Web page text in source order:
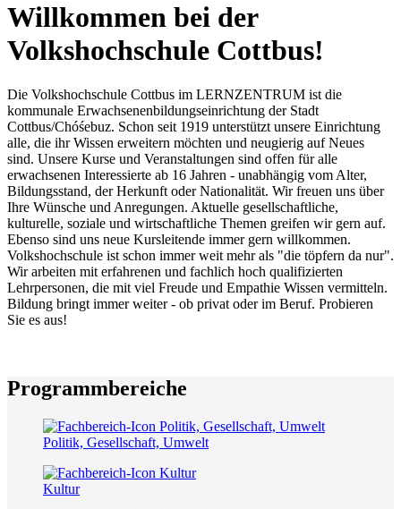
Willkommen bei der
Volkshochschule Cottbus!
Die Volkshochschule Cottbus im LERNZENTRUM ist die
kommunale Erwachsenenbildungseinrichtung der Stadt
Cottbus/Chóśebuz. Schon seit 1919 unterstützt unsere Einrichtung
alle, die ihr Wissen erweitern möchten und neugierig auf Neues
sind. Unsere Kurse und Veranstaltungen sind offen für alle
erwachsenen Interessierte ab 16 Jahren - unabhängig vom Alter,
Bildungsstand, der Herkunft oder Nationalität. Wir freuen uns über
Ihre Wünsche und Anregungen. Aktuelle gesellschaftliche,
kulturelle, soziale und wirtschaftliche Themen greifen wir gern auf.
Ebenso sind uns neue Kursleitende immer gern willkommen.
Volkshochschule ist schon immer weit mehr als "die töpfern da nur".
Wir arbeiten mit erfahrenen und fachlich hoch qualifizierten
Lehrpersonen, die mit viel Freude und Empathie Wissen vermitteln.
Bildung bringt immer weiter - ob privat oder im Beruf. Probieren
Sie es aus!
Programmbereiche
Politik, Gesellschaft, Umwelt
Kultur